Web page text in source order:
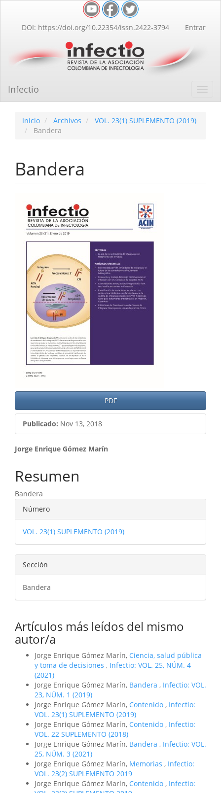
Contenido
principal
lateral
DOI: https://doi.org/10.22354/issn.2422-3794 Entrar
Infectio
Inicio Archivos
VOL. 23(1) SUPLEMENTO (2019)
Bandera
Bandera
Barra
lateral
del
artículo
PDF
Publicado: Nov 13, 2018
Contenido
principal
del
artículo
Jorge Enrique Gómez Marín
Resumen
Bandera
Detalles
del
artículo
Número
VOL. 23(1) SUPLEMENTO (2019)
Sección
Bandera
Artículos más leídos del mismo
autor/a
Jorge Enrique Gómez Marín, Ciencia, salud pública
y toma de decisiones , Infectio: VOL. 25, NÚM. 4
(2021)
Jorge Enrique Gómez Marín, Bandera , Infectio: VOL.
23, NÚM. 1 (2019)
Jorge Enrique Gómez Marín, Contenido , Infectio:
VOL. 23(1) SUPLEMENTO (2019)
Jorge Enrique Gómez Marín, Contenido , Infectio:
VOL. 22 SUPLEMENTO (2018)
Jorge Enrique Gómez Marín, Bandera , Infectio: VOL.
25, NÚM. 3 (2021)
Jorge Enrique Gómez Marín, Memorias , Infectio:
VOL. 23(2) SUPLEMENTO 2019
Jorge Enrique Gómez Marín, Contenido , Infectio: